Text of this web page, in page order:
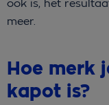
ook is, het
meer.
Hoe merk
kapot is?